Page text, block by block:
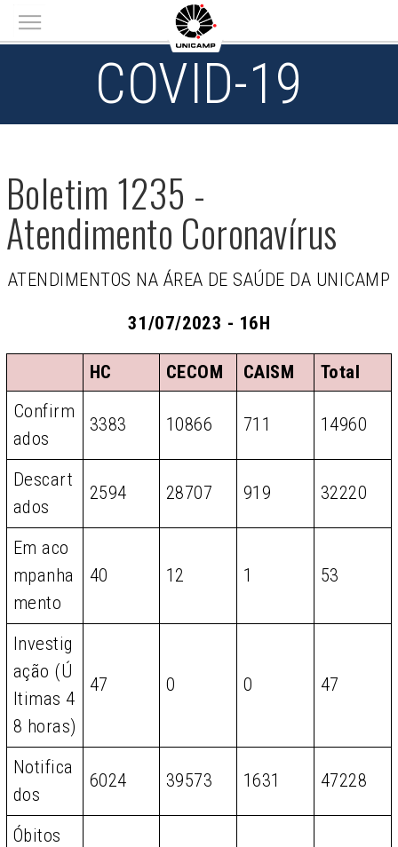
Main menu
COVID-19
Boletim 1235 -
Atendimento Coronavírus
ATENDIMENTOS NA ÁREA DE SAÚDE DA UNICAMP
31/07/2023 - 16H
HC CECOM CAISM
Total
Confirm
ados
3383 10866 711 14960
Descart
ados
2594 28707 919 32220
Em aco
mpanha
mento
40 12 1 53
Investig
ação (Ú
ltimas 4
8 horas)
47 0 0 47
Notifica
dos
6024 39573 1631 47228
Óbitos